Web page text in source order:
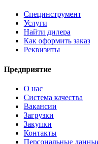
Специнструмент
Услуги
Найти дилера
Как оформить заказ
Реквизиты
Предприятие
О нас
Система качества
Вакансии
Загрузки
Закупки
Контакты
Персональные